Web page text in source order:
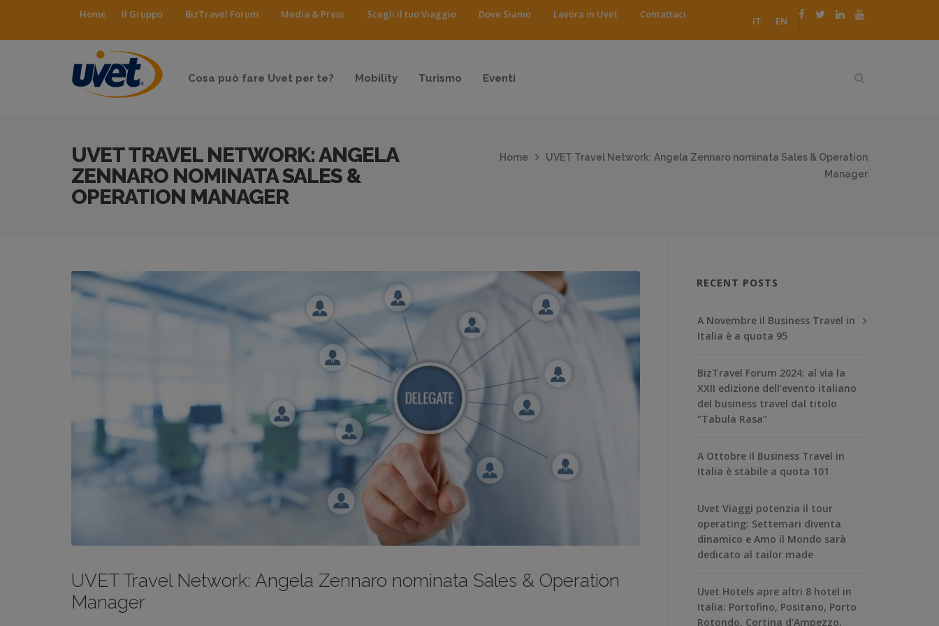
IT EN
Home Il Gruppo BizTravel Forum Media & Press Scegli il tuo Viaggio Dove Siamo Lavora in Uvet Contattaci
Cosa può fare Uvet per te? Mobility Turismo Eventi
UVET TRAVEL NETWORK: ANGELA
ZENNARO NOMINATA SALES &
OPERATION MANAGER
Home
UVET Travel Network: Angela Zennaro nominata Sales & Operation
Manager
UVET Travel Network: Angela Zennaro nominata Sales & Operation
Manager
RECENT POSTS
A Novembre il Business Travel in
Italia è a quota 95
BizTravel Forum 2024: al via la
XXII edizione dell’evento italiano
del business travel dal titolo
“Tabula Rasa”
A Ottobre il Business Travel in
Italia è stabile a quota 101
Uvet Viaggi potenzia il tour
operating: Settemari diventa
dinamico e Amo il Mondo sarà
dedicato al tailor made
Uvet Hotels apre altri 8 hotel in
Italia: Portofino, Positano, Porto
Rotondo, Cortina d’Ampezzo,